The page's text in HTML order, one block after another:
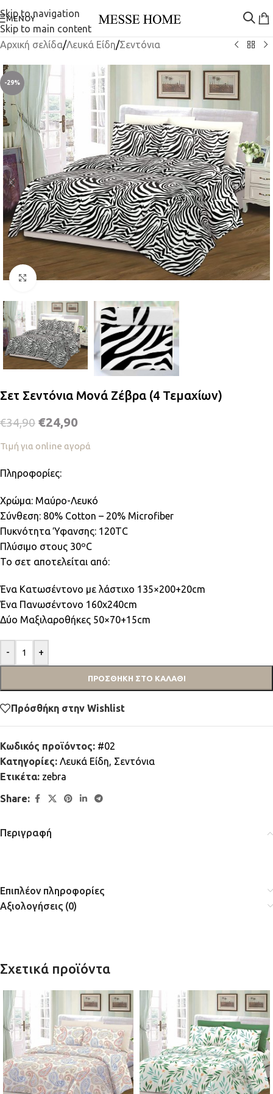
Skip to navigation
Skip to main content
ΜΕΝΟΎ
Αρχική σελίδα/Λευκά Είδη/Σεντόνια
-29%
Κλικ για μεγέθυνση
Σετ Σεντόνια Μονά Ζέβρα (4 Τεμαχίων)
€34,90 €24,90
Τιμή για online αγορά
Πληροφορίες:
Χρώμα: Μαύρο-Λευκό
Σύνθεση: 80% Cotton – 20% Microfiber
Πυκνότητα Ύφανσης: 120TC
Πλύσιμο στους 30ºC
Το σετ αποτελείται από:
Ένα Κατωσέντονο με λάστιχο 135×200+20cm
Ένα Πανωσέντονο 160x240cm
Δύο Μαξιλαροθήκες 50×70+15cm
- +
ΠΡΟΣΘΉΚΗ ΣΤΟ ΚΑΛΆΘΙ
Πρόσθήκη στην Wishlist
Κωδικός προϊόντος: #02
Κατηγορίες: Λευκά Είδη, Σεντόνια
Ετικέτα: zebra
Share:
Περιγραφή
Επιπλέον πληροφορίες
Αξιολογήσεις (0)
Σχετικά προϊόντα